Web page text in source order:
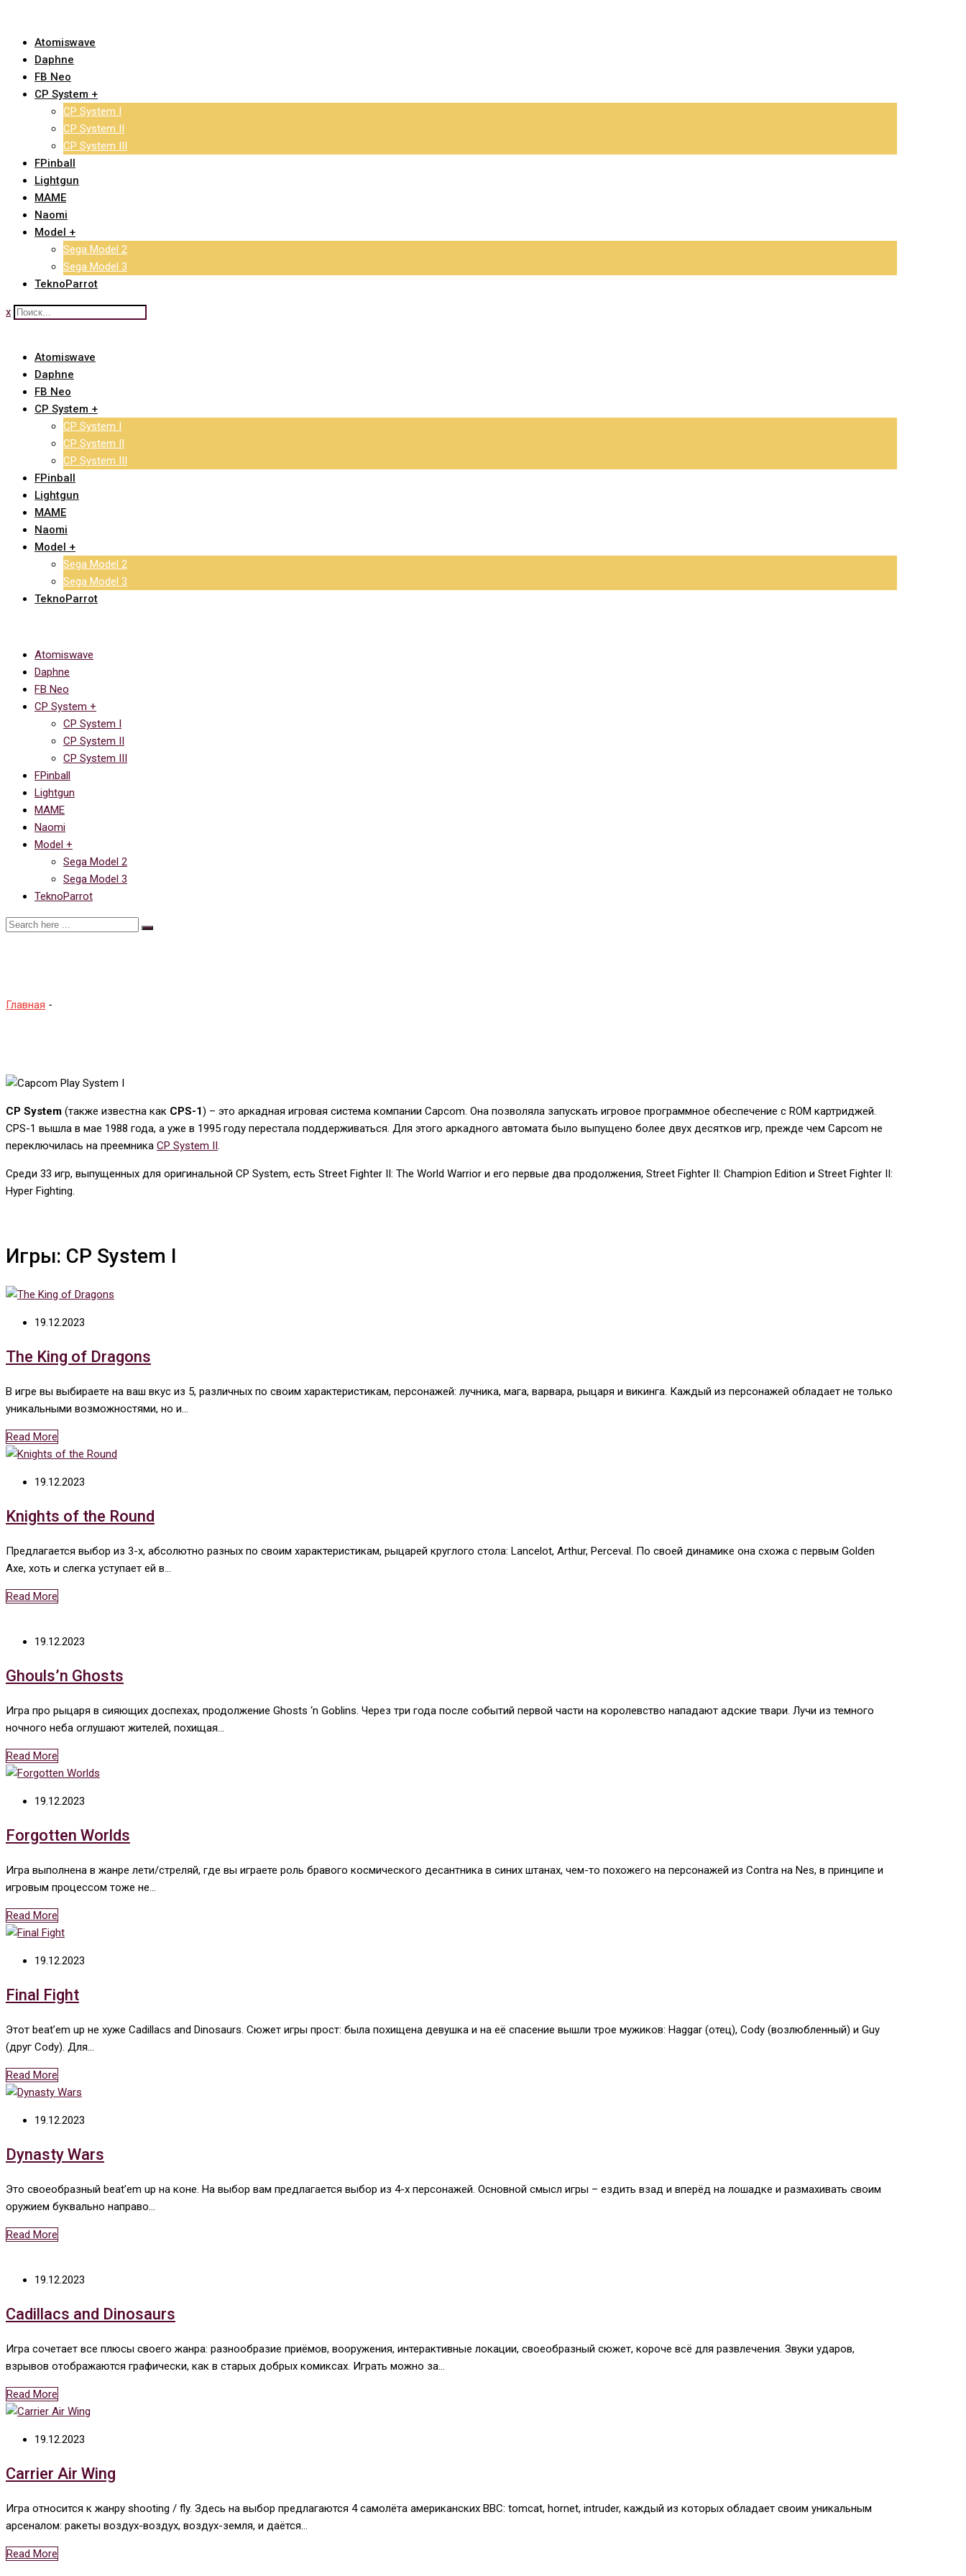
contentAtomiswave
Daphne
FB Neo
CP System +
CP System I
CP System II
CP System III
FPinball
Lightgun
MAME
Naomi
Model +
Sega Model 2
Sega Model 3
TeknoParrot
x
Atomiswave
Daphne
FB Neo
CP System +
CP System I
CP System II
CP System III
FPinball
Lightgun
MAME
Naomi
Model +
Sega Model 2
Sega Model 3
TeknoParrot
Atomiswave
Daphne
FB Neo
CP System +
CP System I
CP System II
CP System III
FPinball
Lightgun
MAME
Naomi
Model +
Sega Model 2
Sega Model 3
TeknoParrot
Главная -
CP System (также известна как CPS-1) – это аркадная игровая система компании Capcom. Она позволяла запускать игровое программное обеспечение с ROM картриджей.
CPS-1 вышла в мае 1988 года, а уже в 1995 году перестала поддерживаться. Для этого аркадного автомата было выпущено более двух десятков игр, прежде чем Capcom не
переключилась на преемника CP System II.
Среди 33 игр, выпущенных для оригинальной CP System, есть Street Fighter II: The World Warrior и его первые два продолжения, Street Fighter II: Champion Edition и Street Fighter II:
Hyper Fighting.
Игры: CP System I
19.12.2023
The King of Dragons
В игре вы выбираете на ваш вкус из 5, различных по своим характеристикам, персонажей: лучника, мага, варвара, рыцаря и викинга. Каждый из персонажей обладает не только
уникальными возможностями, но и…
Read More
19.12.2023
Knights of the Round
Предлагается выбор из 3-х, абсолютно разных по своим характеристикам, рыцарей круглого стола: Lancelot, Arthur, Perceval. По своей динамике она схожа с первым Golden
Axe, хоть и слегка уступает ей в…
Read More
19.12.2023
Ghouls’n Ghosts
Игра про рыцаря в сияющих доспехах, продолжение Ghosts ‘n Goblins. Через три года после событий первой части на королевство нападают адские твари. Лучи из темного
ночного неба оглушают жителей, похищая…
Read More
19.12.2023
Forgotten Worlds
Игра выполнена в жанре лети/стреляй, где вы играете роль бравого космического десантника в синих штанах, чем-то похожего на персонажей из Contra на Nes, в принципе и
игровым процессом тоже не…
Read More
19.12.2023
Final Fight
Этот beat’em up не хуже Cadillacs and Dinosaurs. Сюжет игры прост: была похищена девушка и на её спасение вышли трое мужиков: Haggar (отец), Cody (возлюбленный) и Guy
(друг Cody). Для…
Read More
19.12.2023
Dynasty Wars
Это своеобразный beat’em up на коне. На выбор вам предлагается выбор из 4-х персонажей. Основной смысл игры – ездить взад и вперёд на лошадке и размахивать своим
оружием буквально направо…
Read More
19.12.2023
Cadillacs and Dinosaurs
Игра сочетает все плюсы своего жанра: разнообразие приёмов, вооружения, интерактивные локации, своеобразный сюжет, короче всё для развлечения. Звуки ударов,
взрывов отображаются графически, как в старых добрых комиксах. Играть можно за…
Read More
19.12.2023
Carrier Air Wing
Игра относится к жанру shooting / fly. Здесь на выбор предлагаются 4 самолёта американских ВВС: tomcat, hornet, intruder, каждый из которых обладает своим уникальным
арсеналом: ракеты воздух-воздух, воздух-земля, и даётся…
Read More